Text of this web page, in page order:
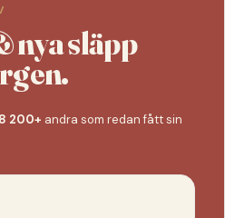
nya släpp
8 200+ andra som redan fått sin